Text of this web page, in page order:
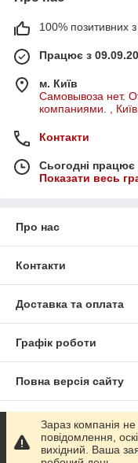
100% позитивних з
Працює з
м. Київ
Самовывоза нет.
компаниями. ,
Контакти
Сьогодні працює
Показати весь
Про нас
Контакти
Доставка та оплата
Графік роботи
Повна версія сайту
Сайт створено на
Політика
Зараз компанія
повідомлення,
вихідний. Ваша